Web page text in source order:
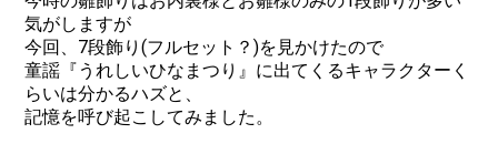
気がしますが
今回、7段飾り(フルセット？)を見かけたので
童謡『うれしいひなまつり』に出てくるキャラクターく
らいは分かるハズと、
記憶を呼び起こしてみました。